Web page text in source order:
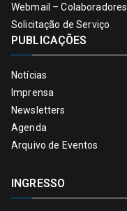
Webmail – Colaboradores
Solicitação de Serviço
PUBLICAÇÕES
Notícias
Imprensa
Newsletters
Agenda
Arquivo de Eventos
INGRESSO